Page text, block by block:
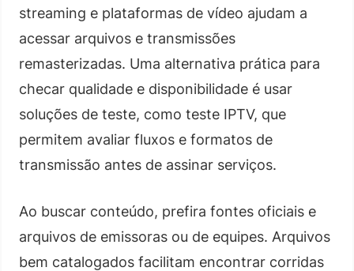
streaming e plataformas de vídeo ajudam a
acessar arquivos e transmissões
remasterizadas. Uma alternativa prática para
checar qualidade e disponibilidade é usar
soluções de teste, como teste IPTV, que
permitem avaliar fluxos e formatos de
transmissão antes de assinar serviços.
Ao buscar conteúdo, prefira fontes oficiais e
arquivos de emissoras ou de equipes. Arquivos
bem catalogados facilitam encontrar corridas